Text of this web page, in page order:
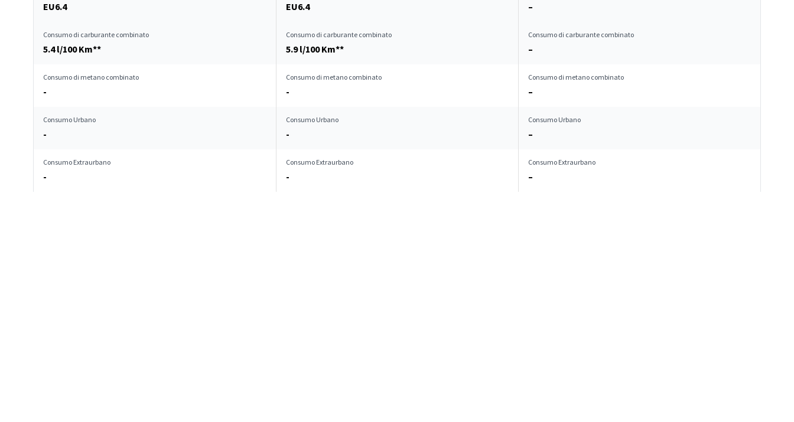
EU6.4 EU6.4 –
Consumo di carburante combinato
5.4 l/100 Km**
Consumo di carburante combinato
5.9 l/100 Km**
Consumo di carburante combinato
–
Consumo di metano combinato
-
Consumo di metano combinato
-
Consumo di metano combinato
–
Consumo Urbano
-
Consumo Urbano
-
Consumo Urbano
–
Consumo Extraurbano
-
Consumo Extraurbano
-
Consumo Extraurbano
–